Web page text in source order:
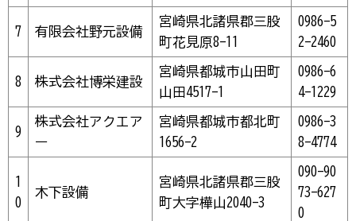
7 有限会社野元設備
宮崎県北諸県郡三股
町花見原8-11
0986-5
2-2460
8 株式会社博栄建設
宮崎県都城市山田町
山田4517-1
0986-6
4-1229
9
株式会社アクエア
ー
宮崎県都城市都北町
1656-2
0986-3
8-4774
1
0
木下設備
宮崎県北諸県郡三股
町大字樺山2040-3
090-90
73-627
0